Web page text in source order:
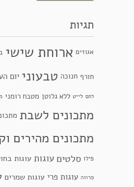
תגיות
אגוזים ארוחת שישי
חורף חנוכה טבעוני יום
לחם לייט ללא גלוטן מטבח רומני
מתכונים לשבת
מתכונים מהירים
פילו סלטים עוגות עוגות
פרווה עוגות פרי עוגות שמרים